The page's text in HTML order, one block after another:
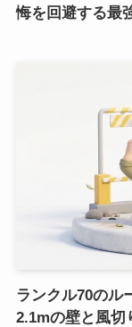
悔を回避する最
ランクル70のル
2.1mの壁と風切